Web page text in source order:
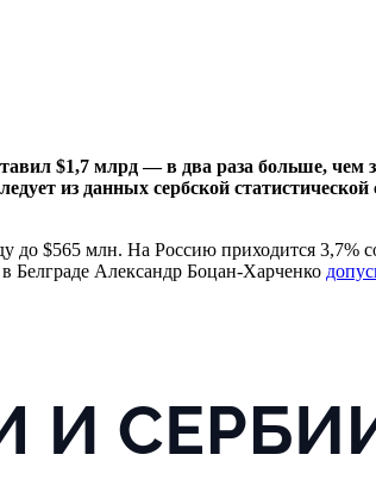
$1,7 млрд — в два раза больше,
из данных сербской
$565 млн. На Россию приходится 3,7%
Белграде Александр Боцан-Харченко